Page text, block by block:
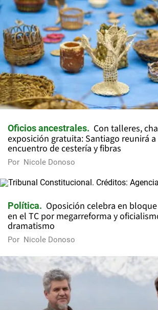
Oficios ancestrales
Con talleres,
exposición gratuita: Santiago reunirá
encuentro de cestería y fibras
Por Nicole Donoso
Política
Oposición celebra en
en el TC por megarreforma y
dramatismo
Por Nicole Donoso